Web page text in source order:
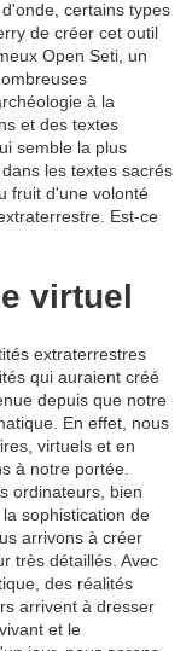
certains types
de créer cet outil
Open Seti, un
à la
et des textes
semble la plus
les textes sacrés
fruit d'une volonté
Est-ce
virtuel
extraterrestres
qui auraient créé
depuis que notre
En effet, nous
virtuels et en
à notre portée.
ordinateurs, bien
sophistication de
arrivons à créer
très détaillés. Avec
des réalités
arrivent à dresser
et le